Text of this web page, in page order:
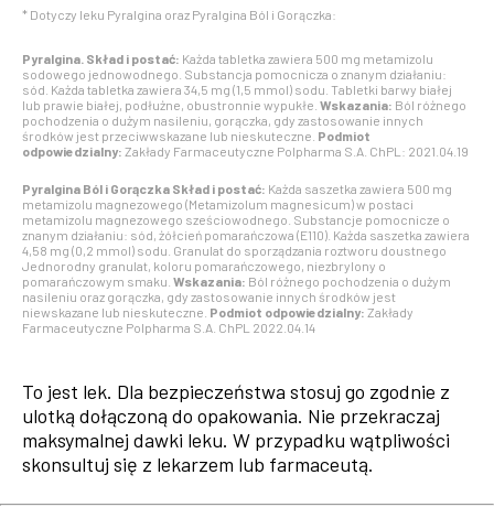
* Dotyczy leku Pyralgina oraz Pyralgina Ból i Gorączka:
Pyralgina. Skład i postać: Każda tabletka zawiera 500 mg metamizolu
sodowego jednowodnego. Substancja pomocnicza o znanym działaniu:
sód. Każda tabletka zawiera 34,5 mg (1,5 mmol) sodu. Tabletki barwy białej
lub prawie białej, podłużne, obustronnie wypukłe. Wskazania: Ból różnego
pochodzenia o dużym nasileniu, gorączka, gdy zastosowanie innych
środków jest przeciwwskazane lub nieskuteczne. Podmiot
odpowiedzialny: Zakłady Farmaceutyczne Polpharma S.A. ChPL: 2021.04.19
Pyralgina Ból i Gorączka Skład i postać: Każda saszetka zawiera 500 mg
metamizolu magnezowego (Metamizolum magnesicum) w postaci
metamizolu magnezowego sześciowodnego. Substancje pomocnicze o
znanym działaniu: sód, żółcień pomarańczowa (E110). Każda saszetka zawiera
4,58 mg (0,2 mmol) sodu. Granulat do sporządzania roztworu doustnego
Jednorodny granulat, koloru pomarańczowego, niezbrylony o
pomarańczowym smaku. Wskazania: Ból różnego pochodzenia o dużym
nasileniu oraz gorączka, gdy zastosowanie innych środków jest
niewskazane lub nieskuteczne. Podmiot odpowiedzialny: Zakłady
Farmaceutyczne Polpharma S.A. ChPL 2022.04.14
To jest lek. Dla bezpieczeństwa stosuj go zgodnie z
ulotką dołączoną do opakowania. Nie przekraczaj
maksymalnej dawki leku. W przypadku wątpliwości
skonsultuj się z lekarzem lub farmaceutą.